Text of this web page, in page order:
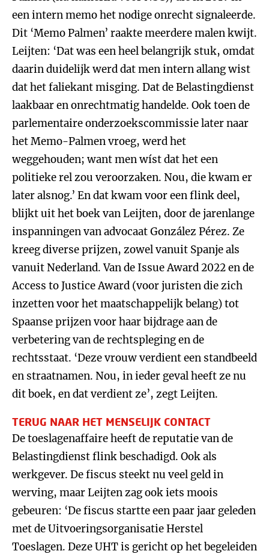
een intern memo het nodige onrecht signaleerde.
Dit ‘Memo Palmen’ raakte meerdere malen kwijt.
Leijten: ‘Dat was een heel belangrijk stuk, omdat
daarin duidelijk werd dat men intern allang wist
dat het faliekant misging. Dat de Belastingdienst
laakbaar en onrechtmatig handelde. Ook toen de
parlementaire onderzoekscommissie later naar
het Memo-Palmen vroeg, werd het
weggehouden; want men wíst dat het een
politieke rel zou veroorzaken. Nou, die kwam er
later alsnog.’ En dat kwam voor een flink deel,
blijkt uit het boek van Leijten, door de jarenlange
inspanningen van advocaat González Pérez. Ze
kreeg diverse prijzen, zowel vanuit Spanje als
vanuit Nederland. Van de Issue Award 2022 en de
Access to Justice Award (voor juristen die zich
inzetten voor het maatschappelijk belang) tot
Spaanse prijzen voor haar bijdrage aan de
verbetering van de rechtspleging en de
rechtsstaat. ‘Deze vrouw verdient een standbeeld
en straatnamen. Nou, in ieder geval heeft ze nu
dit boek, en dat verdient ze’, zegt Leijten.
TERUG NAAR HET MENSELIJK CONTACT
De toeslagenaffaire heeft de reputatie van de
Belastingdienst flink beschadigd. Ook als
werkgever. De fiscus steekt nu veel geld in
werving, maar Leijten zag ook iets moois
gebeuren: ‘De fiscus startte een paar jaar geleden
met de Uitvoeringsorganisatie Herstel
Toeslagen. Deze UHT is gericht op het begeleiden